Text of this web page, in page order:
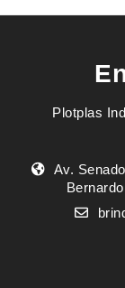
Plotplas
Av.